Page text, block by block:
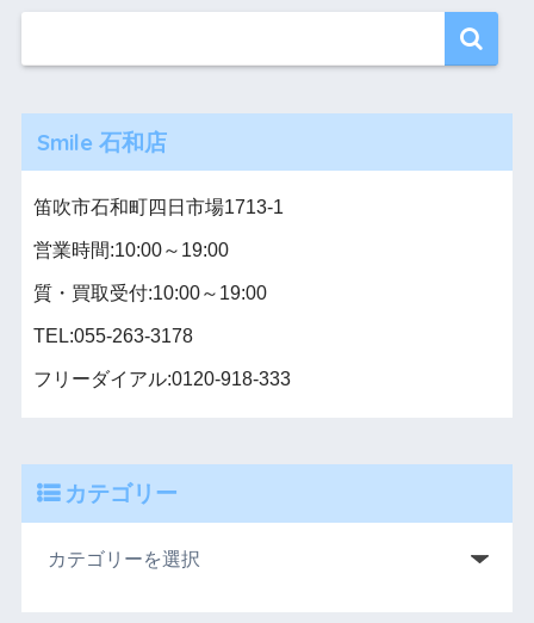
Smile 石和店
笛吹市石和町四日市場1713-1
営業時間:10:00～19:00
質・買取受付:10:00～19:00
TEL:055-263-3178
フリーダイアル:0120-918-333
カテゴリー